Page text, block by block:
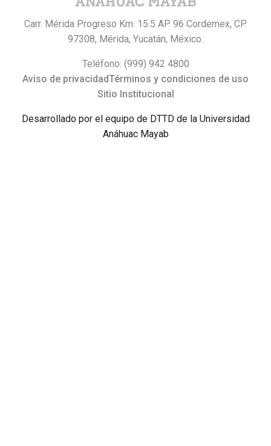
Carr. Mérida Progreso Km. 15.5 AP. 96 Cordemex, CP.
97308, Mérida, Yucatán, México.
Teléfono: (999) 942 4800
Aviso de privacidadTérminos y condiciones de uso
Sitio Institucional
Desarrollado por el equipo de DTTD de la Universidad
Anáhuac Mayab